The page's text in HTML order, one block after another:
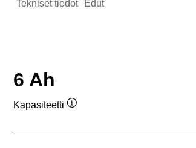
Tekniset tiedot Edut
6 Ah
Kapasiteetti